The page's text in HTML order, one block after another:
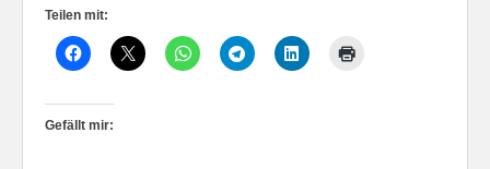
Teilen mit:
Gefällt mir: